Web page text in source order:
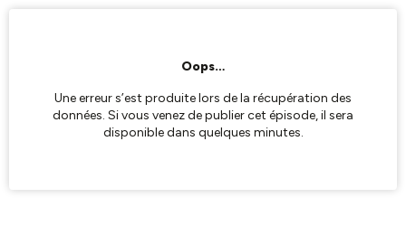
Oops…
Une erreur s’est produite lors de la récupération des
données. Si vous venez de publier cet épisode, il sera
disponible dans quelques minutes.